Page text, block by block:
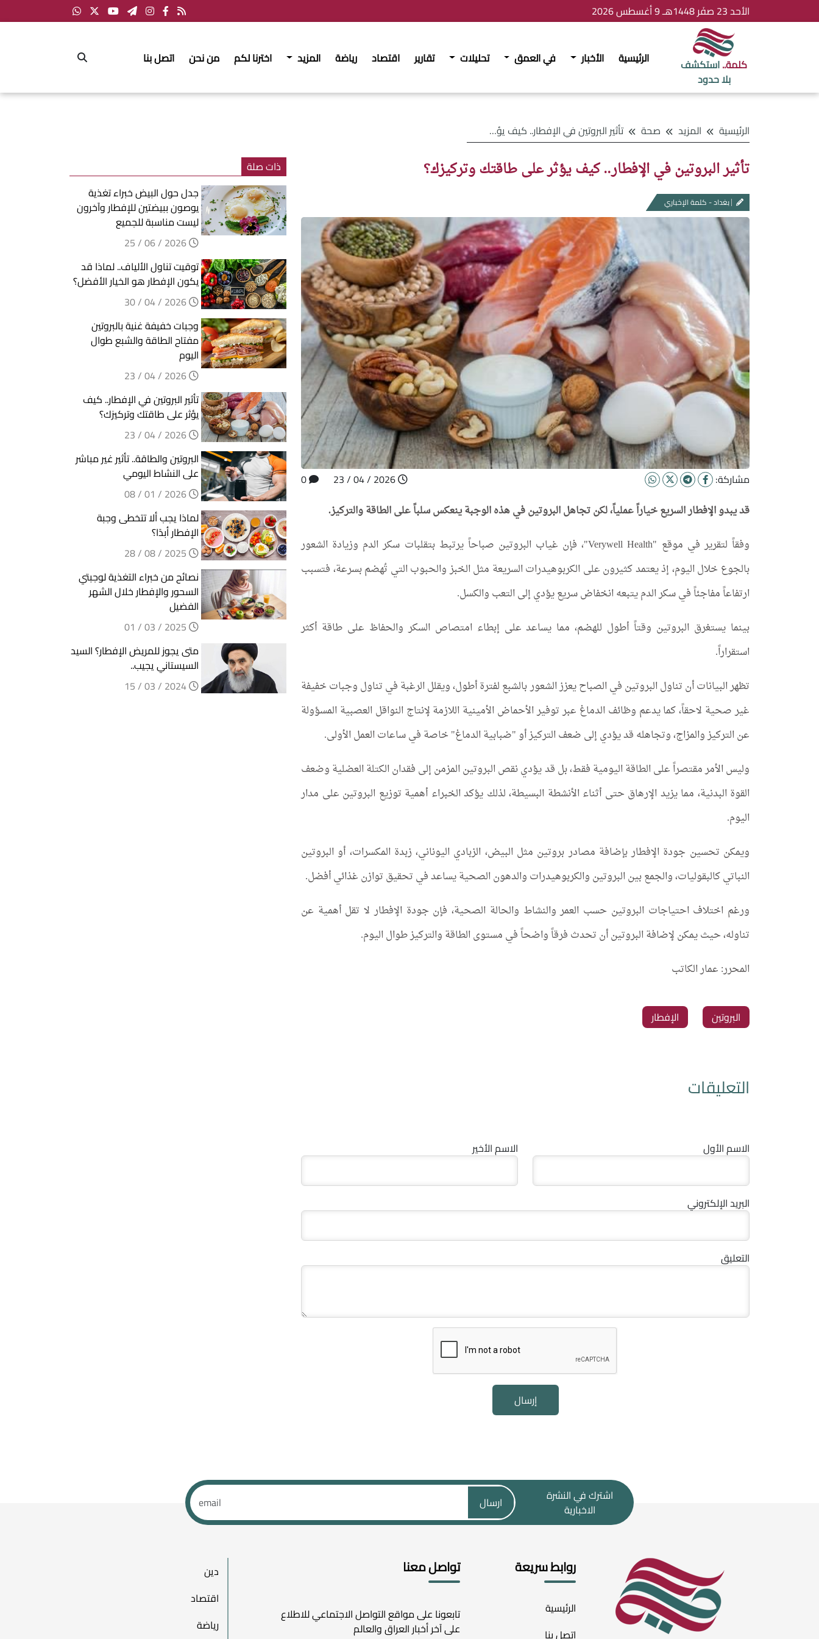
الأحد 23 صفَر 1448هـ 9 أغسطس 2026
كلمة..استكشف
بلا حدود
الرئيسية الأخبار في العمق تحليلات تقارير اقتصاد رياضة المزيد اخترنا لكم من نحن اتصل بنا
الرئيسية المزيد صحة تأثير البروتين في الإفطار.. كيف يؤثر على طاقتك وتركيزك؟
تأثير البروتين في الإفطار.. كيف يؤثر على طاقتك وتركيزك؟
بغداد - كلمة الإخباري
مشاركة:
قد يبدو الإفطار السريع خياراً عملياً، لكن تجاهل البروتين في هذه الوجبة ينعكس سلباً على الطاقة والتركيز.
وفقاً لتقرير في موقع "Verywell Health"، فإن غياب البروتين صباحاً يرتبط بتقلبات سكر الدم وزيادة الشعور
بالجوع خلال اليوم، إذ يعتمد كثيرون على الكربوهيدرات السريعة مثل الخبز والحبوب التي تُهضم بسرعة، فتسبب
ارتفاعاً مفاجئاً في سكر الدم يتبعه انخفاض سريع يؤدي إلى التعب والكسل.
بينما يستغرق البروتين وقتاً أطول للهضم، مما يساعد على إبطاء امتصاص السكر والحفاظ على طاقة أكثر
استقراراً.
تظهر البيانات أن تناول البروتين في الصباح يعزز الشعور بالشبع لفترة أطول، ويقلل الرغبة في تناول وجبات خفيفة
غير صحية لاحقاً، كما يدعم وظائف الدماغ عبر توفير الأحماض الأمينية اللازمة لإنتاج النواقل العصبية المسؤولة
عن التركيز والمزاج، وتجاهله قد يؤدي إلى ضعف التركيز أو "ضبابية الدماغ" خاصة في ساعات العمل الأولى.
وليس الأمر مقتصراً على الطاقة اليومية فقط، بل قد يؤدي نقص البروتين المزمن إلى فقدان الكتلة العضلية وضعف
القوة البدنية، مما يزيد الإرهاق حتى أثناء الأنشطة البسيطة، لذلك يؤكد الخبراء أهمية توزيع البروتين على مدار
اليوم.
ويمكن تحسين جودة الإفطار بإضافة مصادر بروتين مثل البيض، الزبادي اليوناني، زبدة المكسرات، أو البروتين
النباتي كالبقوليات، والجمع بين البروتين والكربوهيدرات والدهون الصحية يساعد في تحقيق توازن غذائي أفضل.
ورغم اختلاف احتياجات البروتين حسب العمر والنشاط والحالة الصحية، فإن جودة الإفطار لا تقل أهمية عن
تناوله، حيث يمكن لإضافة البروتين أن تحدث فرقاً واضحاً في مستوى الطاقة والتركيز طوال اليوم.
المحرر: عمار الكاتب
البروتين الإفطار
التعليقات
الاسم الأول الاسم الأخير
البريد الإلكتروني
التعليق
إرسال
ذات صلة
جدل حول البيض خبراء تغذية
يوصون ببيضتين للإفطار وآخرون
ليست مناسبة للجميع
توقيت تناول الألياف.. لماذا قد
يكون الإفطار هو الخيار الأفضل؟
وجبات خفيفة غنية بالبروتين
مفتاح الطاقة والشبع طوال
اليوم
تأثير البروتين في الإفطار.. كيف
يؤثر على طاقتك وتركيزك؟
البروتين والطاقة.. تأثير غير مباشر
على النشاط اليومي
لماذا يجب ألا تتخطى وجبة
الإفطار أبدًا؟
نصائح من خبراء التغذية لوجبتي
السحور والإفطار خلال الشهر
الفضيل
متى يجوز للمريض الإفطار؟ السيد
السيستاني يجيب..
اشترك في النشرة
الاخبارية
ارسال
روابط سريعة
الرئيسية
اتصل بنا
تواصل معنا
تابعونا على مواقع التواصل الاجتماعي للاطلاع
على آخر أخبار العراق والعالم
دين
اقتصاد
رياضة